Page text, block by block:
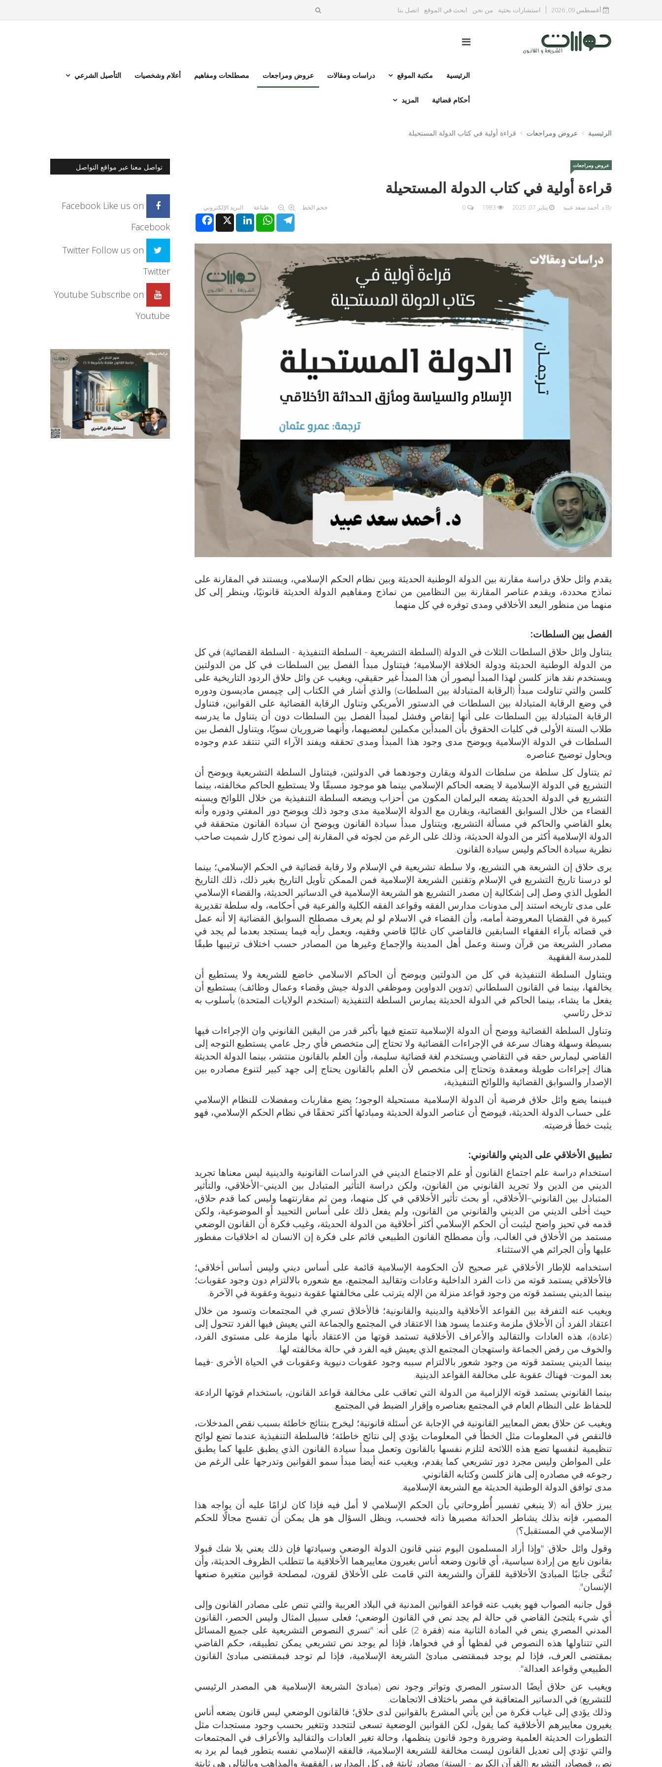
أغسطس 09, 2026 استشارات بحثية من نحن ابحث في الموقع اتصل بنا
الرئيسية مكتبة الموقع دراسات ومقالات عروض ومراجعات مصطلحات ومفاهيم أعلام وشخصيات التأصيل الشرعي
أحكام قضائية المزيد
الرئيسية عروض ومراجعات قراءة أولية في كتاب الدولة المستحيلة
عروض ومراجعات
قراءة أولية في كتاب الدولة المستحيلة
By د. أحمد سعد عبيد يناير 07, 2025 0 حجم الخط طباعة
البريد الإلكتروني
Facebook
X
LinkedInWhatsAppTelegram
يقدم وائل حلاق دراسة مقارنة بين الدولة الوطنية الحديثة وبين نظام الحكم الإسلامي، ويستند في المقارنة على
نماذج محددة، ويقدم عناصر المقارنة بين النظامين من نماذج ومفاهيم الدولة الحديثة قانونيًا، وينظر إلى كل
منهما من منظور البعد الأخلاقي ومدى توفره في كل منهما.
الفصل بين السلطات:
يتناول وائل حلاق السلطات الثلاث في الدولة (السلطة التشريعية - السلطة التنفيذية - السلطة القضائية) في كل
من الدولة الوطنية الحديثة ودولة الخلافة الإسلامية؛ فيتناول مبدأ الفصل بين السلطات في كل من الدولتين
ويستخدم نقد هانز كلسن لهذا المبدأ ليصور أن هذا المبدأ غير حقيقي، ويغيب عن وائل حلاق الردود التاريخية على
كلسن والتي تناولت مبدأ (الرقابة المتبادلة بين السلطات) والذي أشار في الكتاب إلى چيمس ماديسون ودوره
في وضع الرقابة المتبادلة بين السلطات في الدستور الأمريكي وتناول الرقابة القضائية على القوانين، فتناول
الرقابة المتبادلة بين السلطات على أنها إنقاص وفشل لمبدأ الفصل بين السلطات دون أن يتناول ما يدرسه
طلاب السنة الأولى في كليات الحقوق بأن المبدأين مكملين لبعضيهما، وأنهما ضروريان سويًا، ويتناول الفصل بين
السلطات في الدولة الإسلامية ويوضح مدى وجود هذا المبدأ ومدى تحققه ويفند الآراء التي تنتقد عدم وجوده
ويحاول توضيح عناصره.
ثم يتناول كل سلطة من سلطات الدولة ويقارن وجودهما في الدولتين، فيتناول السلطة التشريعية ويوضح أن
التشريع في الدولة الإسلامية لا يضعه الحاكم الإسلامي بينما هو موجود مسبقًا ولا يستطيع الحاكم مخالفته، بينما
التشريع في الدولة الحديثة يضعه البرلمان المكون من أحزاب ويضعه السلطة التنفيذية من خلال اللوائح ويسنه
القضاء من خلال السوابق القضائية، ويقارن مع الدولة الإسلامية مدى وجود ذلك ويوضح دور المفتي ودوره وأنه
يعلو القاضي والحاكم في مسألة التشريع، ويتناول مبدأ سيادة القانون ويوضح أن سيادة القانون متحققة في
الدولة الإسلامية أكثر من الدولة الحديثة، وذلك على الرغم من لجوئه في المقارنة إلى نموذج كارل شميت صاحب
نظرية سيادة الحاكم وليس سيادة القانون.
يرى حلاق إن الشريعة هي التشريع، ولا سلطة تشريعية في الإسلام ولا رقابة قضائية في الحكم الإسلامي؛ بينما
لو درسنا تاريخ التشريع في الإسلام وتقنين الشريعة الإسلامية فمن الممكن تأويل التاريخ بغير ذلك، ذلك التاريخ
الطويل الذي وصل إلى إشكالية إن مصدر التشريع هو الشريعة الإسلامية في الدساتير الحديثة، والقضاء الإسلامي
على مدى تاريخه استند إلى مدونات مدارس الفقه وقواعد الفقه الكلية والفرعية في أحكامه، وله سلطة تقديرية
كبيرة في القضايا المعروضة أمامه، وأن القضاء في الاسلام لو لم يعرف مصطلح السوابق القضائية إلا أنه عمل
في قضائه بآراء الفقهاء السابقين فالقاضي كان غالبًا قاضي وفقيه، ويعمل رأيه فيما يستجد بعدما لم يجد في
مصادر الشريعة من قرآن وسنة وعمل أهل المدينة والإجماع وغيرها من المصادر حسب اختلاف ترتيبها طبقًا
للمدرسة الفقهية.
ويتناول السلطة التنفيذية في كل من الدولتين ويوضح أن الحاكم الاسلامي خاضع للشريعة ولا يستطيع أن
يخالفها، بينما في القانون السلطاني (تدوين الدواوين وموظفي الدولة جيش وقضاء وعمال وظائف) يستطيع أن
يفعل ما يشاء، بينما الحاكم في الدولة الحديثة يمارس السلطة التنفيذية (استخدم الولايات المتحدة) بأسلوب به
تدخل رئاسي.
وتناول السلطة القضائية ووضح أن الدولة الإسلامية تتمتع فيها بأكبر قدر من اليقين القانوني وان الإجراءات فيها
بسيطة وسهلة وهناك سرعة في الإجراءات القضائية ولا تحتاج إلى متخصص فأي رجل عامي يستطيع التوجه إلى
القاضي ليمارس حقه في التقاضي ويستخدم لغة قضائية سليمة، وأن العلم بالقانون منتشر، بينما الدولة الحديثة
هناك إجراءات طويلة ومعقدة وتحتاج إلى متخصص لأن العلم بالقانون يحتاج إلى جهد كبير لتنوع مصادره بين
الإصدار والسوابق القضائية واللوائح التنفيذية،
فبينما يضع وائل حلاق فرضية أن الدولة الإسلامية مستحيلة الوجود؛ يضع مقاربات ومفضلات للنظام الإسلامي
على حساب الدولة الحديثة، فيوضح أن عناصر الدولة الحديثة ومبادئها أكثر تحققًا في نظام الحكم الإسلامي، فهو
يثبت خطأ فرضيته.
تطبيق الأخلاقي على الديني والقانوني:
استخدام دراسة علم اجتماع القانون أو علم الاجتماع الديني في الدراسات القانونية والدينية ليس معناها تجريد
الديني من الدين ولا تجريد القانوني من القانون، ولكن دراسة التأثير المتبادل بين الديني–الأخلاقي، والتأثير
المتبادل بين القانوني–الأخلاقي، أو بحث تأثير الأخلاقي في كل منهما، ومن ثم مقارنتهما وليس كما قدم حلاق،
حيث أخلى الديني من الديني والقانوني من القانون، ولم يفعل ذلك على أساس التحييد أو الموضوعية، ولكن
قدمه في تحيز واضح ليثبت أن الحكم الإسلامي أكثر أخلاقية من الدولة الحديثة، وغيب فكرة أن القانون الوضعي
مستمد من الأخلاق في الغالب، وأن مصطلح القانون الطبيعي قائم على فكرة إن الانسان له اخلاقيات مفطور
عليها وأن الجرائم هي الاستثناء.
استخدامه للإطار الأخلاقي غير صحيح لأن الحكومة الإسلامية قائمة على أساس ديني وليس أساس أخلاقي؛
فالأخلاقي يستمد قوته من ذات الفرد الداخلية وعادات وتقاليد المجتمع، مع شعوره بالالتزام دون وجود عقوبات؛
بينما الديني يستمد قوته من وجود قواعد منزلة من الإله يترتب على مخالفتها عقوبة دنيوية وعقوبة في الآخرة.
ويغيب عنه التفرقة بين القواعد الأخلاقية والدينية والقانونية؛ فالأخلاق تسري في المجتمعات وتسود من خلال
اعتقاد الفرد أن الأخلاق ملزمة وعندما يسود هذا الاعتقاد في المجتمع والجماعة التي يعيش فيها الفرد تتحول إلى
(عادة)، هذه العادات والتقاليد والأعراف الأخلاقية تستمد قوتها من الاعتقاد بأنها ملزمة على مستوى الفرد،
والخوف من رفض الجماعة واستهجان المجتمع الذي يعيش فيه الفرد في حالة مخالفته لها.
بينما الديني يستمد قوته من وجود شعور بالالتزام سببه وجود عقوبات دنيوية وعقوبات في الحياة الأخرى -فيما
بعد الموت- فهناك عقوبة على مخالفة القواعد الدينية.
بينما القانوني يستمد قوته الإلزامية من الدولة التي تعاقب على مخالفة قواعد القانون، باستخدام قوتها الرادعة
للحفاظ على النظام العام في المجتمع بعناصره وإقرار الضبط في المجتمع.
ويغيب عن حلاق بعض المعايير القانونية في الإجابة عن أسئلة قانونية؛ ليخرج بنتائج خاطئة بسبب نقص المدخلات،
فالنقص في المعلومات مثل الخطأ في المعلومات يؤدي إلى نتائج خاطئة؛ فالسلطة التنفيذية عندما تضع لوائح
تنظيمية لنفسها تضع هذه اللائحة لتلزم نفسها بالقانون وتعمل مبدأ سيادة القانون الذي يطبق عليها كما يطبق
على المواطن وليس مجرد دور تشريعي كما يقدم، ويغيب عنه أيضا مبدأ سمو القوانين وتدرجها على الرغم من
رجوعه في مصادره إلى هانز كلسن وكتابه القانوني.
مدى توافق الدولة الوطنية الحديثة مع الشريعة الإسلامية.
يبرز حلاق أنه (لا ينبغي تفسير أُطروحاتي بأن الحكم الإسلامي لا أمل فيه فإذا كان لزامًا عليه أن يواجه هذا
المصير، فإنه بذلك يشاطر الحداثة مصيرها ذاته فحسب، ويظل السؤال هو هل يمكن أن تفسح مجالًا للحكم
الإسلامي في المستقبل؟)
وقول وائل حلاق: "وإذا أراد المسلمون اليوم تبني قانون الدولة الوضعي وسيادتها فإن ذلك يعني بلا شك قبولا
بقانون نابع من إرادة سياسية، أي قانون وضعه أناس يغيرون معاييرهما الأخلاقية ما تتطلب الظروف الحديثة، وأن
تُنحَّى جانبًا المبادئ الأخلاقية للقرآن والشريعة التي قامت على الأخلاق لقرون، لمصلحة قوانين متغيرة صنعها
الإنسان".
قول جانبه الصواب فهو يغيب عنه قواعد القوانين المدنية في البلاد العربية والتي تنص على مصادر القانون وإلى
أي شيء يلتجئ القاضي في حالة لم يجد نص في القانون الوضعي؛ فعلى سبيل المثال وليس الحصر، القانون
المدني المصري ينص في المادة الثانية منه (فقرة 2) على أنه: "تسري النصوص التشريعية على جميع المسائل
التي تتناولها هذه النصوص في لفظها أو في فحواها، فإذا لم يوجد نص تشريعي يمكن تطبيقه، حكم القاضي
بمقتضى العرف، فإذا لم يوجد فبمقتضى مبادئ الشريعة الإسلامية، فإذا لم توجد فبمقتضى مبادئ القانون
الطبيعي وقواعد العدالة".
ويغيب عن حلاق أيضًا الدستور المصري وتواتر وجود نص (مبادئ الشريعة الإسلامية هي المصدر الرئيسي
للتشريع) في الدساتير المتعاقبة في مصر باختلاف الاتجاهات.
وذلك يؤدي إلى غياب فكرة من أين يأتي المشرع بالقوانين لدى حلاق؛ فالقانون الوضعي ليس قانون يضعه أناس
يغيرون معاييرهم الأخلاقية كما يقول، لكن القوانين الوضعية تسعى لتتجدد وتتغير بحسب وجود مستجدات مثل
التطورات الحديثة العلمية وضرورة وجود قانون ينظمها، وحالة تغير العادات والتقاليد والأعراف في المجتمعات
والتي تؤدي إلى تعديل القانون ليست مخالفة للشريعة الإسلامية، فالفقه الإسلامي نفسه يتطور فيما لم يرد به
نص، فمصادر التشريع (القرآن الكريم - السنة) مصادر ثابتة في كل المدارس الفقهية والمذاهب وبالتالي هي ثابتة
تواصل معنا عبر مواقع التواصل
Facebook Like us on
Facebook
Twitter Follow us on
Twitter
Youtube Subscribe on
Youtube